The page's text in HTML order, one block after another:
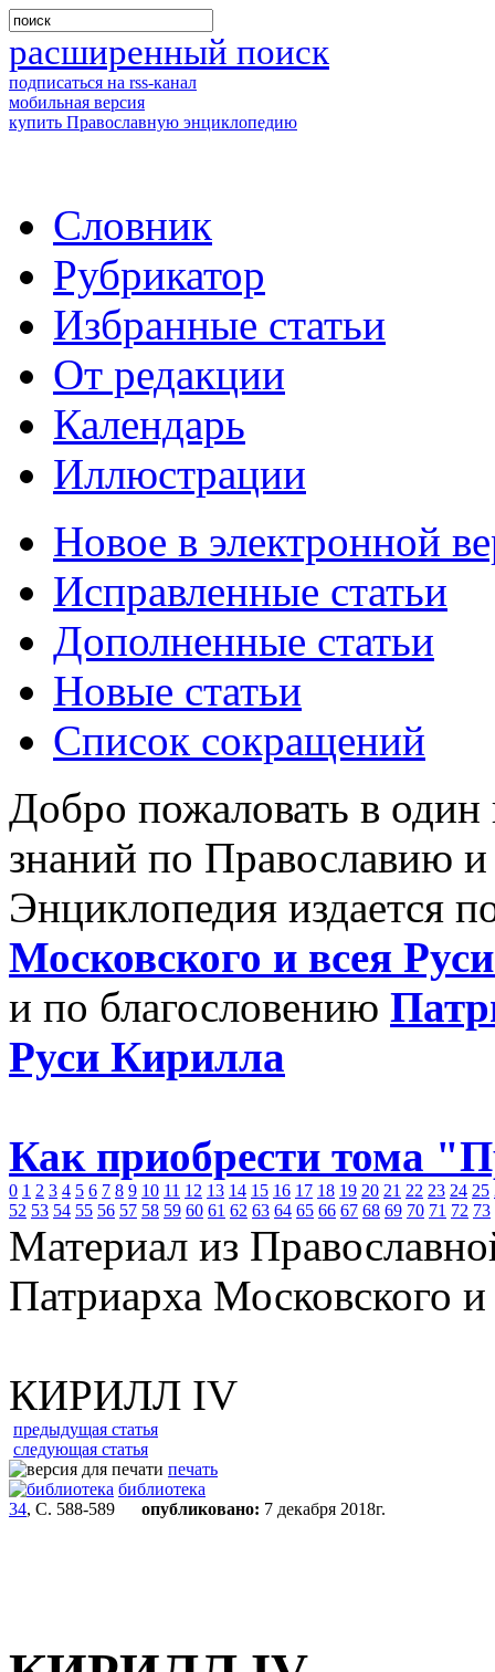
расширенный поиск
подписаться на rss-канал
мобильная версия
купить Православную энциклопедию
Словник
Рубрикатор
Избранные статьи
От редакции
Календарь
Иллюстрации
Новое в электронной
Исправленные статьи
Дополненные статьи
Новые статьи
Список сокращений
Добро пожаловать в
знаний по Православию
Энциклопедия издается
Московского и всея
и по благословению
Руси Кирилла
Как приобрести тома
0 1 2 3 4 5 6 7 8 9 10 11 12 13 14 15 16 17 18 19 20 21 22 23 24 25
52 53 54 55 56 57 58 59 60 61 62 63 64 65 66 67 68 69 70 71 72 73
Материал из
Патриарха Московского
КИРИЛЛ IV
предыдущая статья
следующая статья
печать
библиотека
34, С. 588-589 опубликовано: 7 декабря 2018г.